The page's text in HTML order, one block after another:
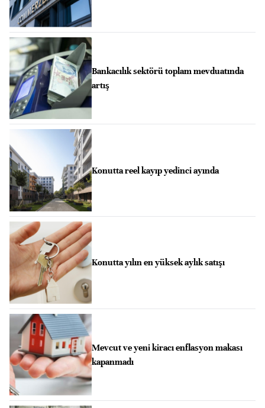
Bankacılık sektörü toplam mevduatında
artış
Konutta reel kayıp yedinci ayında
Konutta yılın en yüksek aylık satışı
Mevcut ve yeni kiracı enflasyon makası
kapanmadı